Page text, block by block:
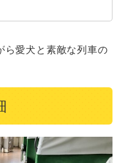
ら愛犬と素敵な列車の